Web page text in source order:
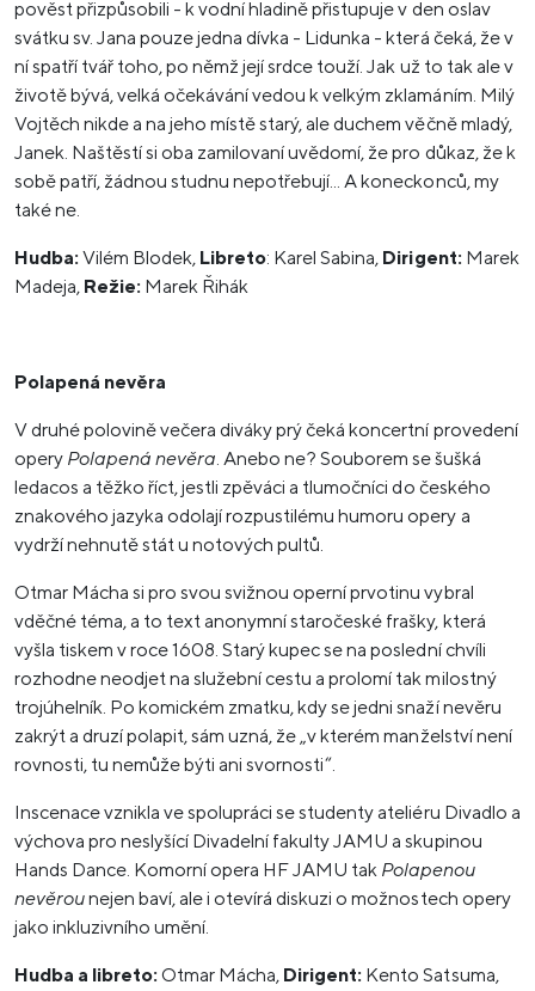
pověst přizpůsobili - k vodní hladině přistupuje v den oslav
svátku sv. Jana pouze jedna dívka - Lidunka - která čeká, že v
ní spatří tvář toho, po němž její srdce touží. Jak už to tak ale v
životě bývá, velká očekávání vedou k velkým zklamáním. Milý
Vojtěch nikde a na jeho místě starý, ale duchem věčně mladý,
Janek. Naštěstí si oba zamilovaní uvědomí, že pro důkaz, že k
sobě patří, žádnou studnu nepotřebují... A koneckonců, my
také ne.
Hudba: Vilém Blodek, Libreto: Karel Sabina, Dirigent: Marek
Madeja, Režie: Marek Řihák
Polapená nevěra
V druhé polovině večera diváky prý čeká koncertní provedení
opery Polapená nevěra. Anebo ne? Souborem se šušká
ledacos a těžko říct, jestli zpěváci a tlumočníci do českého
znakového jazyka odolají rozpustilému humoru opery a
vydrží nehnutě stát u notových pultů.
Otmar Mácha si pro svou svižnou operní prvotinu vybral
vděčné téma, a to text anonymní staročeské frašky, která
vyšla tiskem v roce 1608. Starý kupec se na poslední chvíli
rozhodne neodjet na služební cestu a prolomí tak milostný
trojúhelník. Po komickém zmatku, kdy se jedni snaží nevěru
zakrýt a druzí polapit, sám uzná, že „v kterém manželství není
rovnosti, tu nemůže býti ani svornosti“.
Inscenace vznikla ve spolupráci se studenty ateliéru Divadlo a
výchova pro neslyšící Divadelní fakulty JAMU a skupinou
Hands Dance. Komorní opera HF JAMU tak Polapenou
nevěrounejen baví, ale i otevírá diskuzi o možnostech opery
jako inkluzivního umění.
Hudba a libreto: Otmar Mácha, Dirigent: Kento Satsuma,